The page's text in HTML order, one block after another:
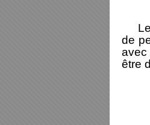
Les
de
avec
être